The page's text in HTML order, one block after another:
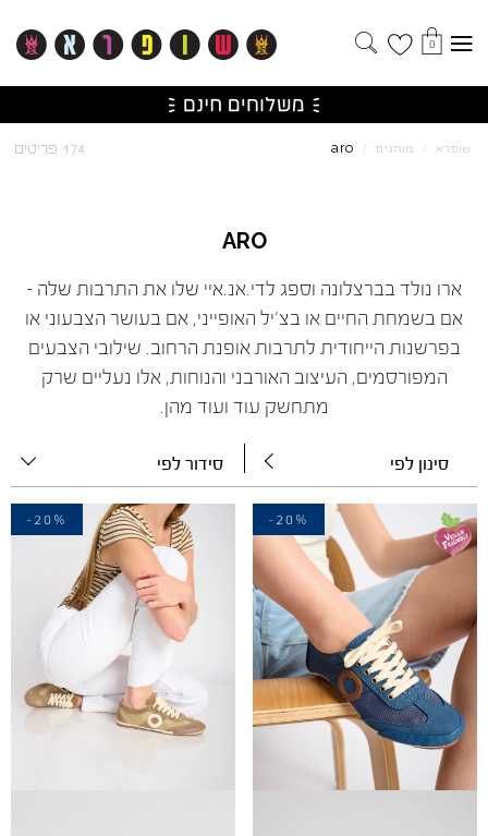
0
שופרא / מותגים /
aro
ARO
ארו נולד בברצלונה וספג לדי.אנ.איי שלו את התרבות שלה –
אם בשמחת החיים או בצ'יל האופייני, אם בעושר הצבעוני או
בפרשנות הייחודית לתרבות אופנת הרחוב. שילובי הצבעים
המפורסמים, העיצוב האורבני והנוחות, אלו נעליים שרק
מתחשק עוד ועוד מהן.
סינון לפי
174 פריטים
סידור לפי
-20%
-20%